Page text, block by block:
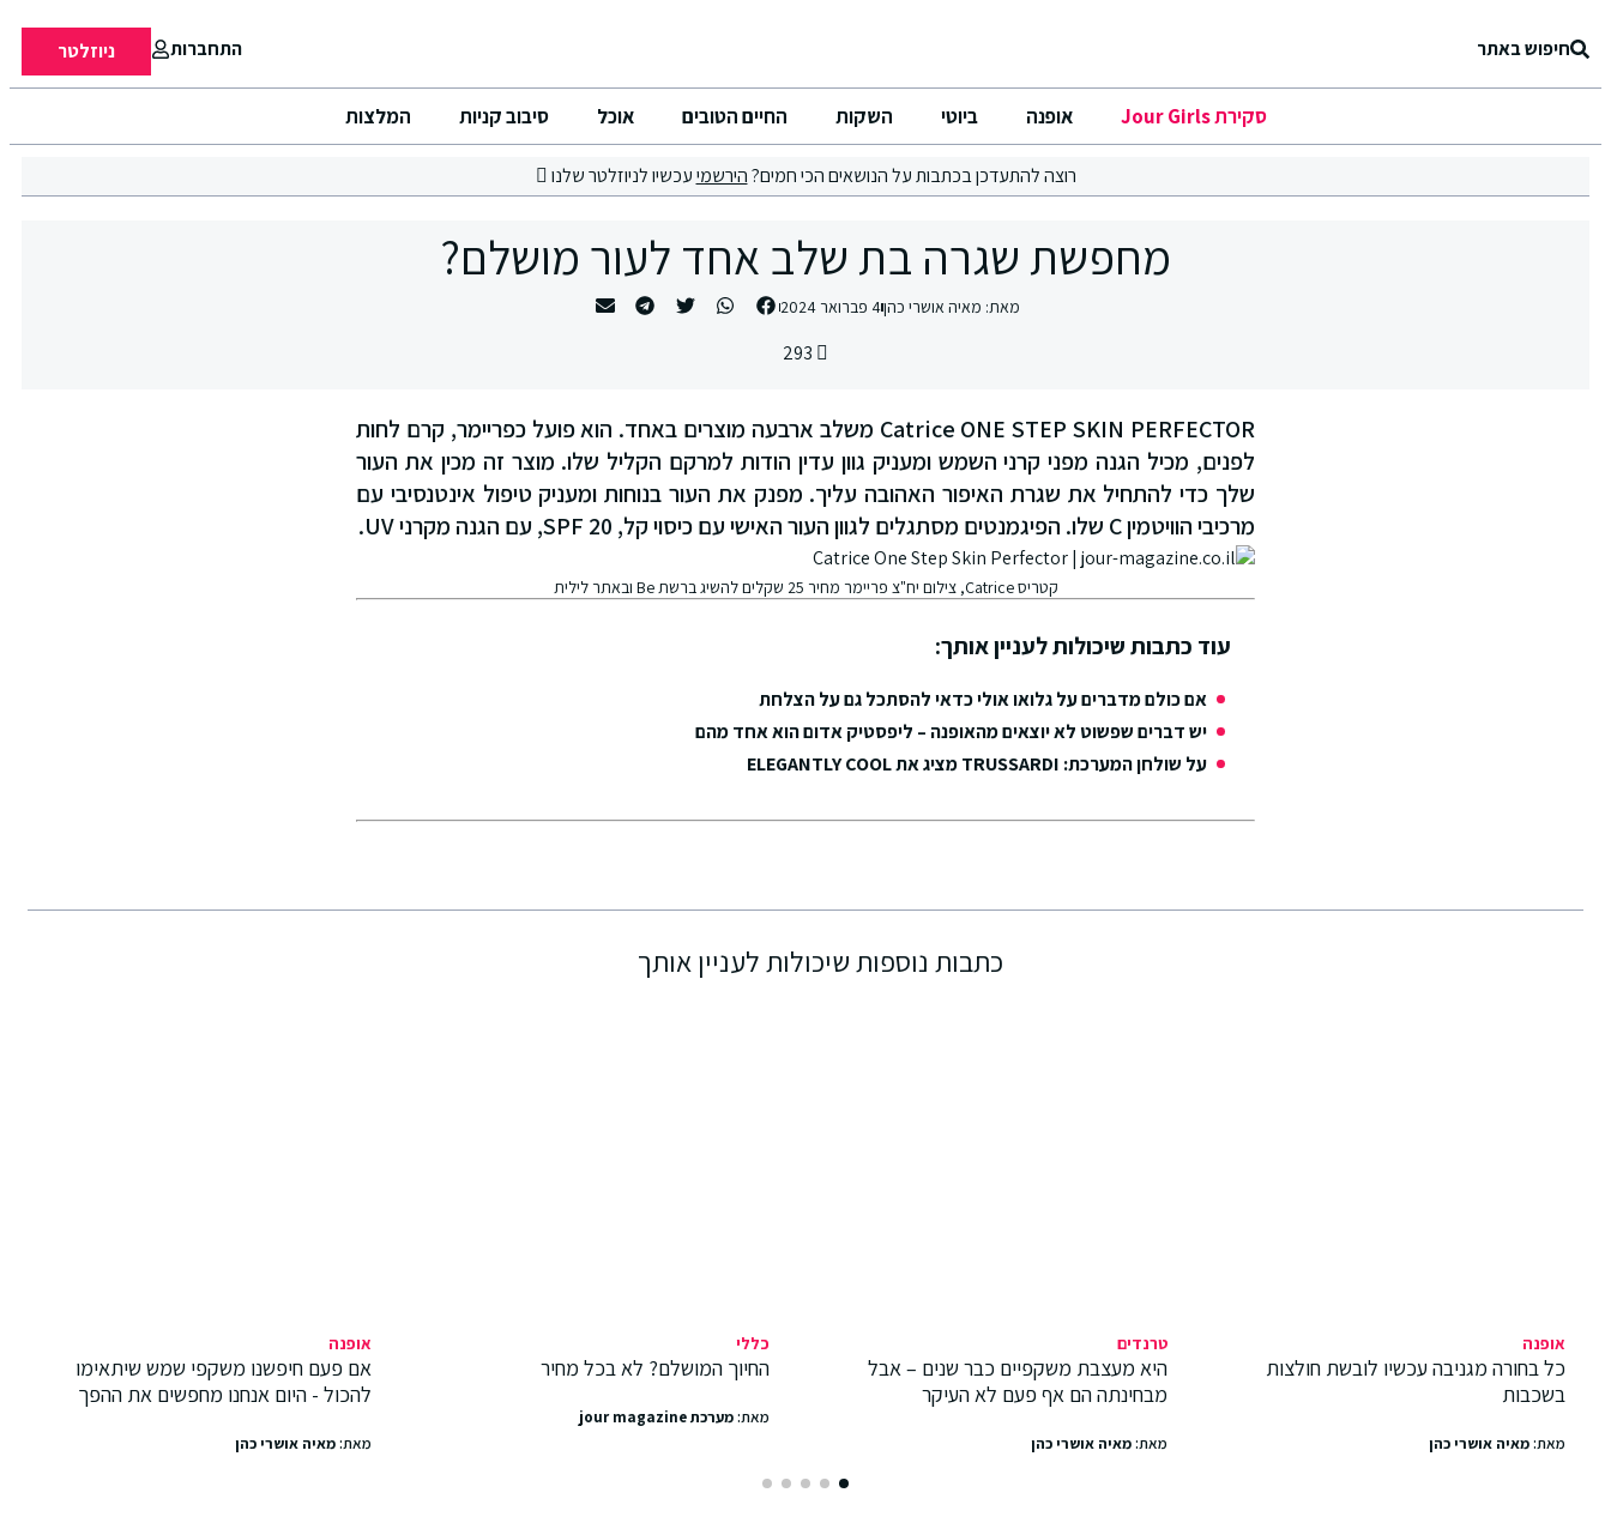
חיפוש באתר התחברות ניוזלטר
סקירת Jour Girls אופנה ביוטי השקות החיים הטובים אוכל סיבוב קניות המלצות
רוצה להתעדכן בכתבות על הנושאים הכי חמים?הירשמיעכשיו לניוזלטר שלנו
מחפשת שגרה בת שלב אחד לעור מושלם?
מאת: מאיה אושרי כהן4 פברואר 2024
Catrice ONE STEP SKIN PERFECTOR משלב ארבעה מוצרים באחד. הוא פועל כפריימר, קרם לחות
לפנים, מכיל הגנה מפני קרני השמש ומעניק גוון עדין הודות למרקם הקליל שלו. מוצר זה מכין את העור
שלך כדי להתחיל את שגרת האיפור האהובה עליך. מפנק את העור בנוחות ומעניק טיפול אינטנסיבי עם
מרכיבי הוויטמין C שלו. הפיגמנטים מסתגלים לגוון העור האישי עם כיסוי קל, SPF 20, עם הגנה מקרני UV.
קטריס Catrice, צילום יח"צ פריימר מחיר 25 שקלים להשיג ברשת Be ובאתר לילית
עוד כתבות שיכולות לעניין אותך:
אם כולם מדברים על גלואו אולי כדאי להסתכל גם על הצלחת
יש דברים שפשוט לא יוצאים מהאופנה – ליפסטיק אדום הוא אחד מהם
על שולחן המערכת: TRUSSARDI מציג את ELEGANTLY COOL
כתבות נוספות שיכולות לעניין אותך
אופנה
כל בחורה מגניבה עכשיו לובשת חולצות
בשכבות
מאת:מאיה אושרי כהן
טרנדים
היא מעצבת משקפיים כבר שנים – אבל
מבחינתה הם אף פעם לא העיקר
מאת:מאיה אושרי כהן
כללי
החיוך המושלם? לא בכל מחיר
מאת:מערכת jour magazine
אופנה
אם פעם חיפשנו משקפי שמש שיתאימו
להכול - היום אנחנו מחפשים את ההפך
מאת:מאיה אושרי כהן